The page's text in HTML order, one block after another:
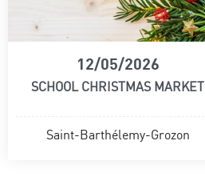
12/05/2026
SCHOOL CHRISTMAS MARKET
Saint-Barthélemy-Grozon